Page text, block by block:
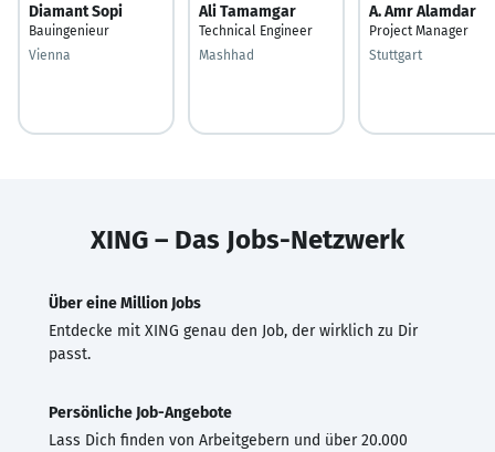
Diamant Sopi
Bauingenieur
Vienna
Ali Tamamgar
Technical Engineer
Mashhad
A. Amr Alamdar
Project Manager
Stuttgart
XING – Das Jobs-Netzwerk
Über eine Million Jobs
Entdecke mit XING genau den Job, der wirklich zu Dir
passt.
Persönliche Job-Angebote
Lass Dich finden von Arbeitgebern und über 20.000